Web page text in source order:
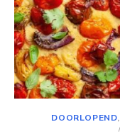
DOORLOPEND,